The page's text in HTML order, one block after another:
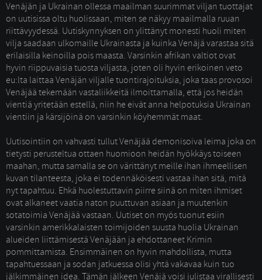
Venäjän ja Ukrainan ollessa maailman suurimmat viljan tuottajat
on uutisissa oltu huolissaan, miten se näkyy maailmalla ruuan
riittävyydessä. Uutiskynnyksen on ylittänyt monesti huoli miten
vilja saadaan ulkomaille Ukrainasta ja kuinka Venäjä varastaa sitä
erilaisilla keinoilla pois maasta. Varsinkin afrikan valtiot ovat
hyvin riippuvaisia tuosta viljasta, joten oli hyvin erikoinen veto
eu:lta laittaa Venäjän viljalle tuontirajoituksia, joka taas provosoi
Venäjää tekemään vastaliikkeitä ilmoittamalla, että jos heidän
vientiä yritetään estellä, niin he eivät anna helpotuksia Ukrainan
vientiin ja kärsijöinä on varsinkin köyhemmät maat.
Uutisointiin on vahvasti tullut Venäjää demonisoiva leima joka on
tietysti perusteltua ottaen huomioon heidän hyökkäys toiseen
maahan, mutta samalla se on värittänyt meille ihan ihmeellisen
kuvan tilanteesta, joka ei todennäköisesti vastaa ihan sitä, mitä
nyt tapahtuu. Ehkä huolestuttavin piirre siinä on miten ihmiset
ovat alkaneet vaatia naton puuttuvan asiaan ja muutenkin
sotatoimia Venäjää vastaan. Uutiset on myös tuonut esiin
varsinkin amerikkalaisten toimijoiden suusta huolia Ukrainan
alueiden liittämisestä Venäjään ja ehdottaneet Krimin
pommittamista. Ensimmäinen on hyvin mahdollista, mutta
tapahtuessaan ja sodan jatkuessa olisi yhtä vakavaa kuin tuo
jälkimmäinen idea. Tämän jälkeen Venäjä voisi julistaa virallisesti